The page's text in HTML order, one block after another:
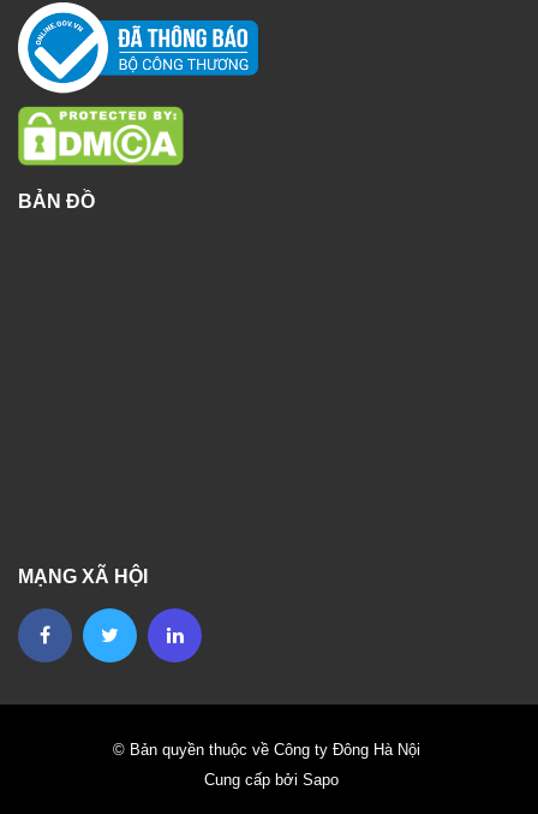
BẢN ĐỒ
MẠNG XÃ HỘI
© Bản quyền thuộc về Công ty Đông Hà Nội
Cung cấp bởi Sapo